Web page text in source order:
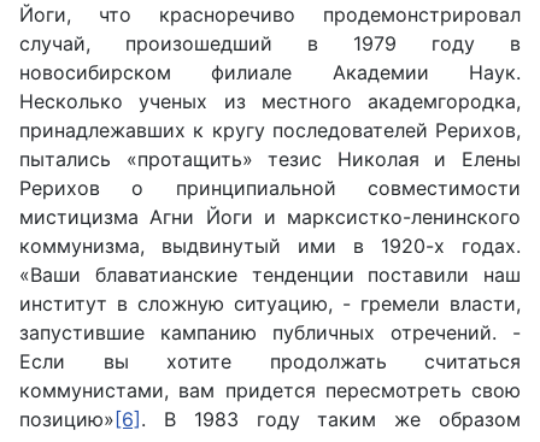
Йоги, что красноречиво продемонстрировал
случай, произошедший в 1979 году в
новосибирском филиале Академии Наук.
Несколько ученых из местного академгородка,
принадлежавших к кругу последователей Рерихов,
пытались «протащить» тезис Николая и Елены
Рерихов о принципиальной совместимости
мистицизма Агни Йоги и марксистко-ленинского
коммунизма, выдвинутый ими в 1920-х годах.
«Ваши блаватианские тенденции поставили наш
институт в сложную ситуацию, - гремели власти,
запустившие кампанию публичных отречений. -
Если вы хотите продолжать считаться
коммунистами, вам придется пересмотреть свою
позицию» [6] . В 1983 году таким же образом